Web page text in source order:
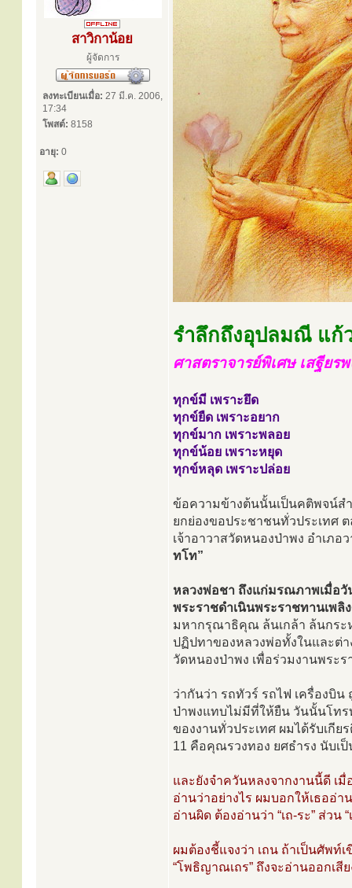
สาวิกาน้อย
ผู้จัดการ
ลงทะเบียนเมื่อ: 27 มี.ค. 2006,
17:34
โพสต์: 8158
อายุ: 0
รำลึกถึงอุปลมณี แก้
ศาสตราจารย์พิเศษ เสฐียร
ทุกข์มี เพราะยึด
ทุกข์ยืด เพราะอยาก
ทุกข์มาก เพราะพลอย
ทุกข์น้อย เพราะหยุด
ทุกข์หลุด เพราะปล่อย
ข้อความข้างต้นนั้นเป็นคติพจน์ส
ยกย่องขอประชาชนทั่วประเทศ
เจ้าอาวาสวัดหนองป่าพง อำเภ
ทโท”
หลวงพ่อชา ถึงแก่มรณภาพเมื่อวั
พระราชดำเนินพระราชทานเพลิ
มหากรุณาธิคุณ ล้นเกล้า ล้นกระ
ปฏิปทาของหลวงพ่อทั้งในและต่า
วัดหนองป่าพง เพื่อร่วมงานพระ
ว่ากันว่า รถทัวร์ รถไฟ เครื่องบิ
ป่าพงแทบไม่มีที่ให้ยืน วันนั้นโทร
ของงานทั่วประเทศ ผมได้รับเกี
11 คือคุณรวงทอง ยศธำรง นับ
และยังจำควันหลงจากงานนี้ดี เ
อ่านว่าอย่างไร ผมบอกให้เธออ่า
อ่านผิด ต้องอ่านว่า “เถ-ระ” ส่วน
ผมต้องชี้แจงว่า เถน ถ้าเป็นศัพ
“โพธิญาณเถร” ถึงจะอ่านออกเสี